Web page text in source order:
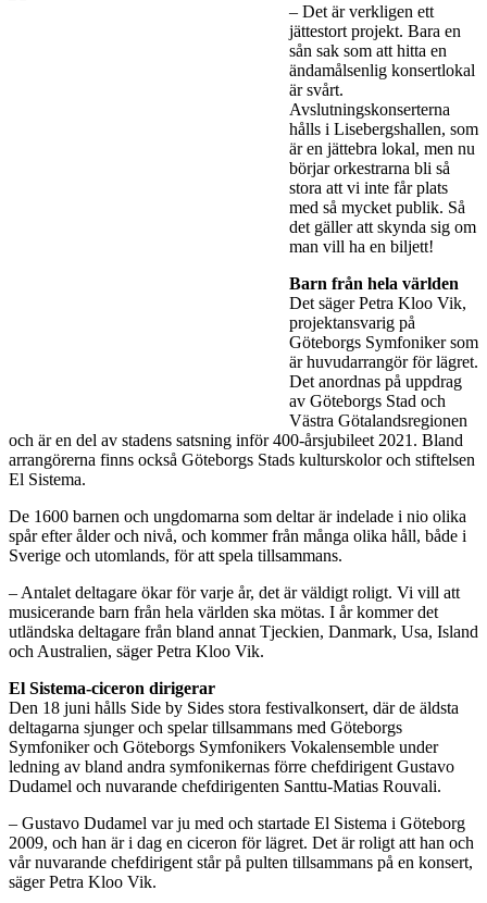
– Det är verkligen ett
jättestort projekt. Bara en
sån sak som att hitta en
ändamålsenlig konsertlokal
är svårt.
Avslutningskonserterna
hålls i Lisebergshallen, som
är en jättebra lokal, men nu
börjar orkestrarna bli så
stora att vi inte får plats
med så mycket publik. Så
det gäller att skynda sig om
man vill ha en biljett!
Barn från hela världen
Det säger Petra Kloo Vik,
projektansvarig på
Göteborgs Symfoniker som
är huvudarrangör för lägret.
Det anordnas på uppdrag
av Göteborgs Stad och
Västra Götalandsregionen
och är en del av stadens satsning inför 400-årsjubileet 2021. Bland
arrangörerna finns också Göteborgs Stads kulturskolor och stiftelsen
El Sistema.
De 1600 barnen och ungdomarna som deltar är indelade i nio olika
spår efter ålder och nivå, och kommer från många olika håll, både i
Sverige och utomlands, för att spela tillsammans.
– Antalet deltagare ökar för varje år, det är väldigt roligt. Vi vill att
musicerande barn från hela världen ska mötas. I år kommer det
utländska deltagare från bland annat Tjeckien, Danmark, Usa, Island
och Australien, säger Petra Kloo Vik.
El Sistema-ciceron dirigerar
Den 18 juni hålls Side by Sides stora festivalkonsert, där de äldsta
deltagarna sjunger och spelar tillsammans med Göteborgs
Symfoniker och Göteborgs Symfonikers Vokalensemble under
ledning av bland andra symfonikernas förre chefdirigent Gustavo
Dudamel och nuvarande chefdirigenten Santtu-Matias Rouvali.
– Gustavo Dudamel var ju med och startade El Sistema i Göteborg
2009, och han är i dag en ciceron för lägret. Det är roligt att han och
vår nuvarande chefdirigent står på pulten tillsammans på en konsert,
säger Petra Kloo Vik.